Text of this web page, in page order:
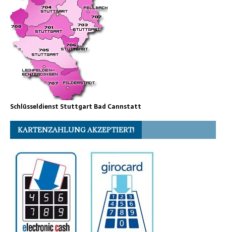
Schlüsseldienst Stuttgart Bad Cannstatt
KARTENZAHLUNG AKZEPTIERT!